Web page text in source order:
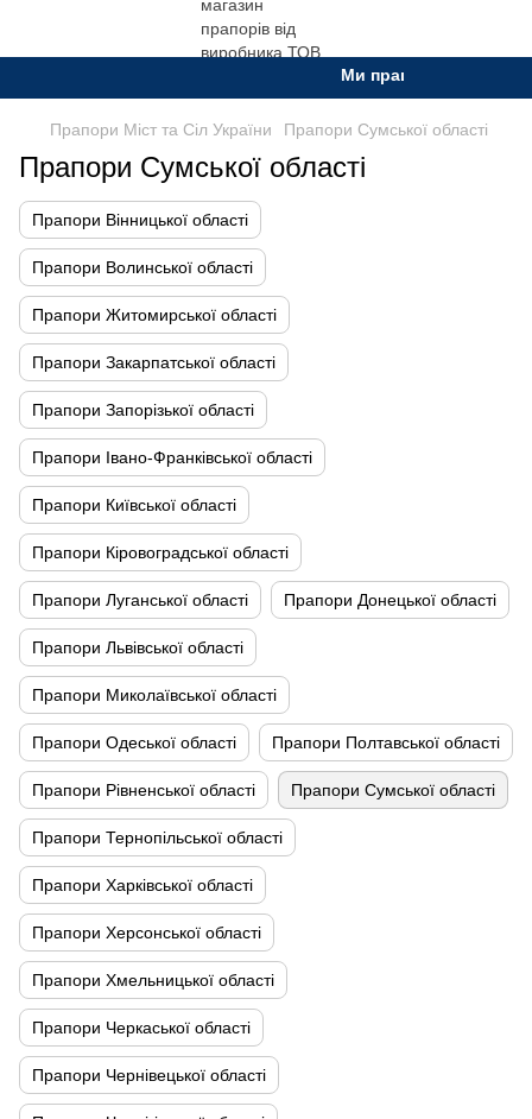
Ми працюємо. Все буде
Прапори Міст та Сіл України Прапори Сумської області
Прапори Сумської області
Прапори Вінницької області
Прапори Волинської області
Прапори Житомирської області
Прапори Закарпатської області
Прапори Запорізької області
Прапори Івано-Франківської області
Прапори Київської області
Прапори Кіровоградської області
Прапори Луганської області Прапори Донецької області
Прапори Львівської області
Прапори Миколаївської області
Прапори Одеської області Прапори Полтавської області
Прапори Рівненської області Прапори Сумської області
Прапори Тернопільської області
Прапори Харківської області
Прапори Херсонської області
Прапори Хмельницької області
Прапори Черкаської області
Прапори Чернівецької області